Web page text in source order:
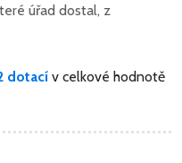
úřad dostal, z
dotací v celkové hodnotě